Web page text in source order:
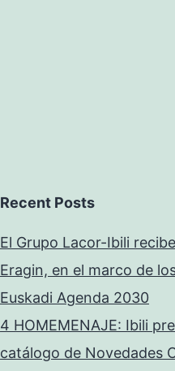
Recent Posts
El Grupo Lacor-Ibili
Eragin, en el marco de
Euskadi Agenda 2030
4 HOMEMENAJE: Ibili
catálogo de Novedades